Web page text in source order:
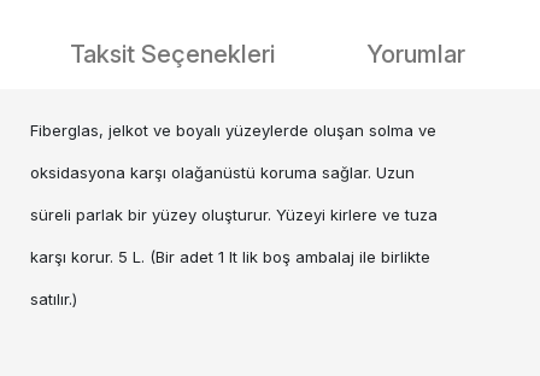
Taksit Seçenekleri Yorumlar
Fiberglas, jelkot ve boyalı yüzeylerde oluşan solma ve
oksidasyona karşı olağanüstü koruma sağlar. Uzun
süreli parlak bir yüzey oluşturur. Yüzeyi kirlere ve tuza
karşı korur. 5 L. (Bir adet 1 lt lik boş ambalaj ile birlikte
satılır.)